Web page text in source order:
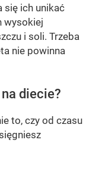
się ich unikać
wysokiej
i soli. Trzeba
nie powinna
diecie?
to, czy od czasu